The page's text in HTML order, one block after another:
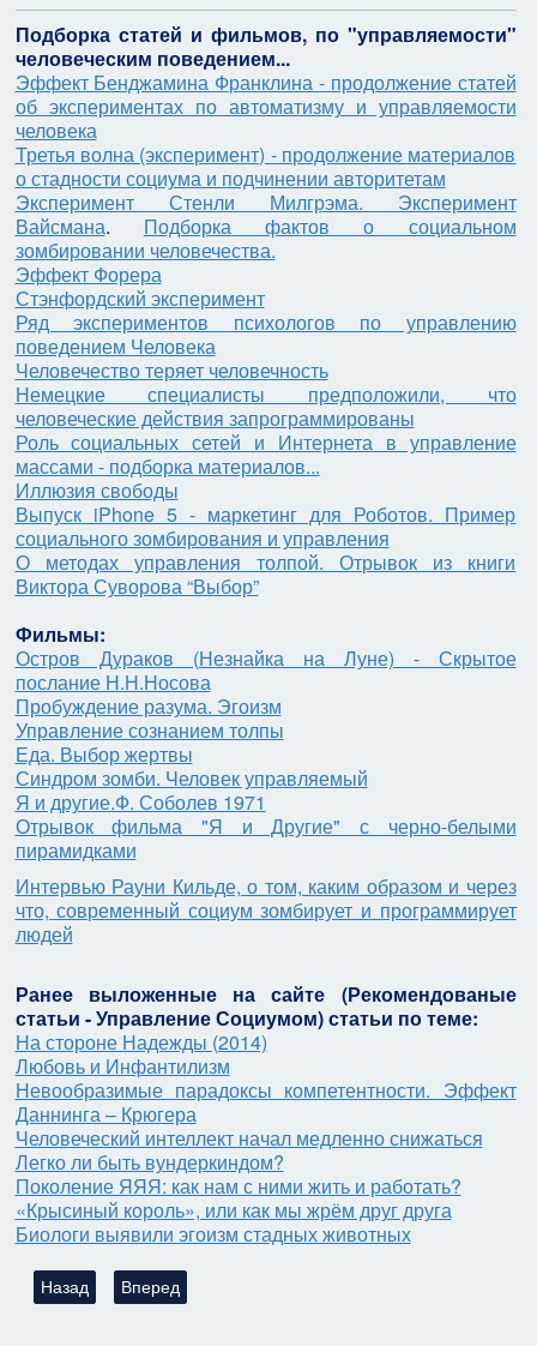
Подборка статей и фильмов, по "управляемости"
человеческим поведением...
Эффект Бенджамина Франклина - продолжение статей
об экспериментах по автоматизму и управляемости
человека
Третья волна (эксперимент) - продолжение материалов
о стадности социума и подчинении авторитетам
Эксперимент Стенли Милгрэма. Эксперимент
Вайсмана. Подборка фактов о социальном
зомбировании человечества.
Эффект Форера
Стэнфордский эксперимент
Ряд экспериментов психологов по управлению
поведением Человека
Человечество теряет человечность
Немецкие специалисты предположили, что
человеческие действия запрограммированы
Роль социальных сетей и Интернета в управление
массами - подборка материалов...
Иллюзия свободы
Выпуск iPhone 5 - маркетинг для Роботов. Пример
социального зомбирования и управления
О методах управления толпой. Отрывок из книги
Виктора Суворова “Выбор”
Фильмы:
Остров Дураков (Незнайка на Луне) - Скрытое
послание Н.Н.Носова
Пробуждение разума. Эгоизм
Управление сознанием толпы
Еда. Выбор жертвы
Синдром зомби. Человек управляемый
Я и другие.Ф. Соболев 1971
Отрывок фильма "Я и Другие" с черно-белыми
пирамидками
Интервью Рауни Кильде, о том, каким образом и через
что, современный социум зомбирует и программирует
людей
Ранее выложенные на сайте (Рекомендованые
статьи - Управление Социумом) статьи по теме:
На стороне Надежды (2014)
Любовь и Инфантилизм
Невообразимые парадоксы компетентности. Эффект
Даннинга – Крюгера
Человеческий интеллект начал медленно снижаться
Легко ли быть вундеркиндом?
Поколение ЯЯЯ: как нам с ними жить и работать?
«Крысиный король», или как мы жрём друг друга
Биологи выявили эгоизм стадных животных
Предыдущий: Джордж Оруэлл "Мысли в пути"
Назад Следующий: О технологии убийства души, или как
Вперед